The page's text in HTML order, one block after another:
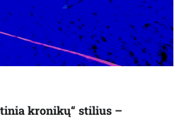
kronikų“ stilius –